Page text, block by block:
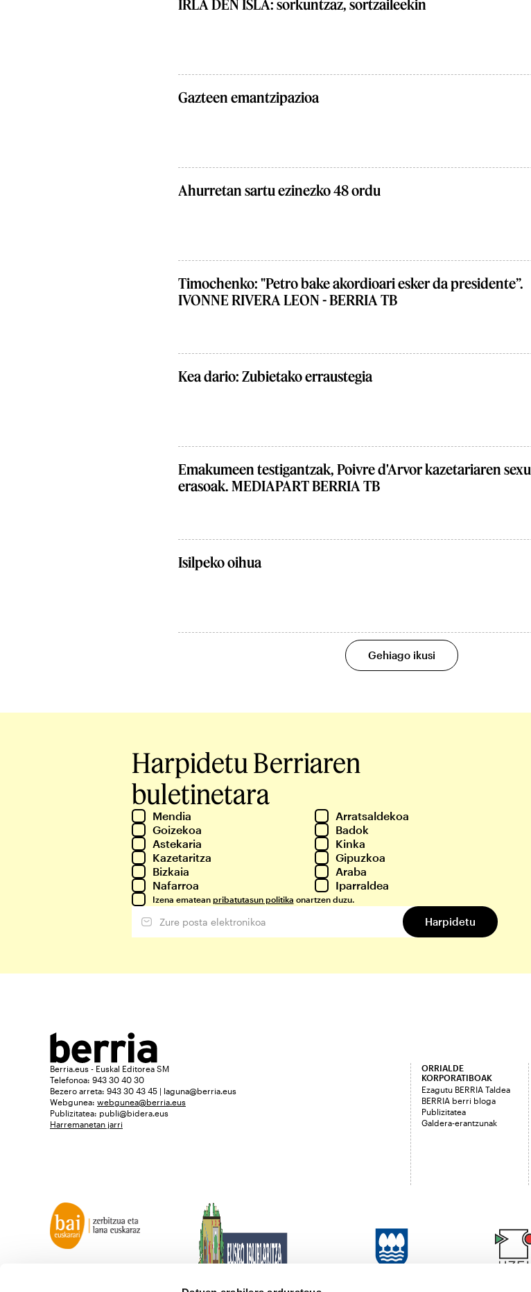
IRLA DEN ISLA: sorkuntzaz, sortzaileekin
Gazteen emantzipazioa
Ahurretan sartu ezinezko 48 ordu
Timochenko: "Petro bake akordioari esker da presidente”.
IVONNE RIVERA LEON - BERRIA TB
Kea dario: Zubietako erraustegia
Emakumeen testigantzak, Poivre d'Arvor kazetariaren sexu
erasoak. MEDIAPART BERRIA TB
Isilpeko oihua
Gehiago ikusi
Harpidetu Berriaren
buletinetara
Mendia
Arratsaldekoa
Goizekoa
Badok
Astekaria
Kinka
Kazetaritza
Gipuzkoa
Bizkaia
Araba
Nafarroa
Iparraldea
Izena ematean pribatutasun politika onartzen duzu.
Berria.eus - Euskal Editorea SM
Telefonoa: 943 30 40 30
Bezero arreta: 943 30 43 45 | laguna@berria.eus
Webgunea: webgunea@berria.eus
Publizitatea: publi@bidera.eus
Harremanetan jarri
ORRIALDE
KORPORATIBOAK
Ezagutu BERRIA Taldea
BERRIA berri bloga
Publizitatea
Galdera-erantzunak